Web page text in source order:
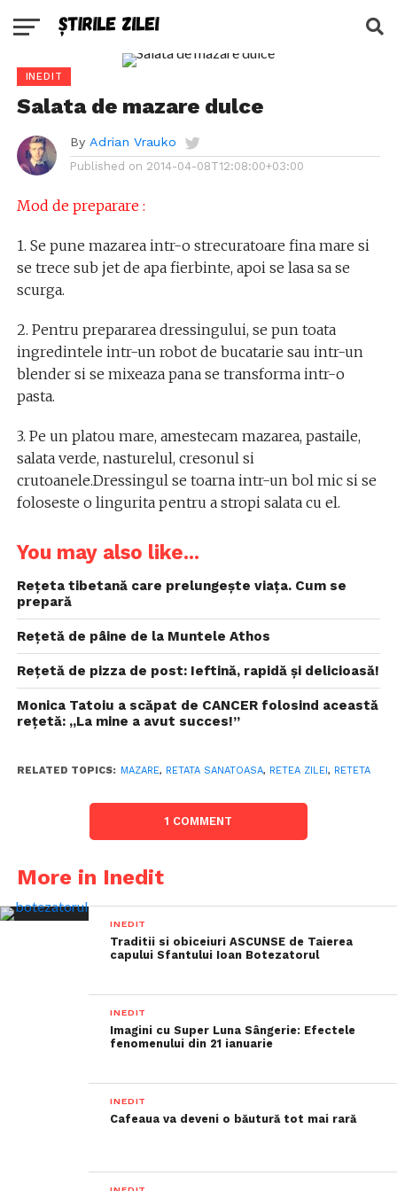
INEDIT
Salata de mazare dulce
By Adrian Vrauko
Published on 2014-04-08T12:08:00+03:00
Mod de preparare :
1. Se pune mazarea intr-o strecuratoare fina mare si
se trece sub jet de apa fierbinte, apoi se lasa sa se
scurga.
2. Pentru prepararea dressingului, se pun toata
ingredintele intr-un robot de bucatarie sau intr-un
blender si se mixeaza pana se transforma intr-o
pasta.
3. Pe un platou mare, amestecam mazarea, pastaile,
salata verde, nasturelul, cresonul si
crutoanele.Dressingul se toarna intr-un bol mic si se
foloseste o lingurita pentru a stropi salata cu el.
You may also like...
Rețeta tibetană care prelungește viața. Cum se
prepară
Rețetă de pâine de la Muntele Athos
Rețetă de pizza de post: Ieftină, rapidă și delicioasă!
Monica Tatoiu a scăpat de CANCER folosind această
rețetă: „La mine a avut succes!”
RELATED TOPICS: MAZARE, RETATA SANATOASA, RETEA ZILEI, RETETA
1 COMMENT
More in Inedit
INEDIT
Traditii si obiceiuri ASCUNSE de Taierea
capului Sfantului Ioan Botezatorul
INEDIT
Imagini cu Super Luna Sângerie: Efectele
fenomenului din 21 ianuarie
INEDIT
Cafeaua va deveni o băutură tot mai rară